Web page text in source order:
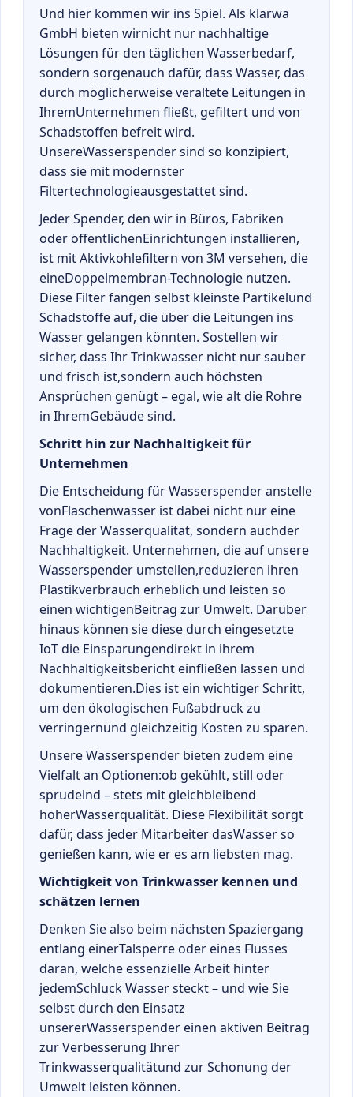
Und hier kommen wir ins Spiel. Als klarwa
GmbH bieten wirnicht nur nachhaltige
Lösungen für den täglichen Wasserbedarf,
sondern sorgenauch dafür, dass Wasser, das
durch möglicherweise veraltete Leitungen in
IhremUnternehmen fließt, gefiltert und von
Schadstoffen befreit wird.
UnsereWasserspender sind so konzipiert,
dass sie mit modernster
Filtertechnologieausgestattet sind.
Jeder Spender, den wir in Büros, Fabriken
oder öffentlichenEinrichtungen installieren,
ist mit Aktivkohlefiltern von 3M versehen, die
eineDoppelmembran-Technologie nutzen.
Diese Filter fangen selbst kleinste Partikelund
Schadstoffe auf, die über die Leitungen ins
Wasser gelangen könnten. Sostellen wir
sicher, dass Ihr Trinkwasser nicht nur sauber
und frisch ist,sondern auch höchsten
Ansprüchen genügt – egal, wie alt die Rohre
in IhremGebäude sind.
Schritt hin zur Nachhaltigkeit für
Unternehmen
Die Entscheidung für Wasserspender anstelle
vonFlaschenwasser ist dabei nicht nur eine
Frage der Wasserqualität, sondern auchder
Nachhaltigkeit. Unternehmen, die auf unsere
Wasserspender umstellen,reduzieren ihren
Plastikverbrauch erheblich und leisten so
einen wichtigenBeitrag zur Umwelt. Darüber
hinaus können sie diese durch eingesetzte
IoT die Einsparungendirekt in ihrem
Nachhaltigkeitsbericht einfließen lassen und
dokumentieren.Dies ist ein wichtiger Schritt,
um den ökologischen Fußabdruck zu
verringernund gleichzeitig Kosten zu sparen.
Unsere Wasserspender bieten zudem eine
Vielfalt an Optionen:ob gekühlt, still oder
sprudelnd – stets mit gleichbleibend
hoherWasserqualität. Diese Flexibilität sorgt
dafür, dass jeder Mitarbeiter dasWasser so
genießen kann, wie er es am liebsten mag.
Wichtigkeit von Trinkwasser kennen und
schätzen lernen
Denken Sie also beim nächsten Spaziergang
entlang einerTalsperre oder eines Flusses
daran, welche essenzielle Arbeit hinter
jedemSchluck Wasser steckt – und wie Sie
selbst durch den Einsatz
unsererWasserspender einen aktiven Beitrag
zur Verbesserung Ihrer
Trinkwasserqualitätund zur Schonung der
Umwelt leisten können.